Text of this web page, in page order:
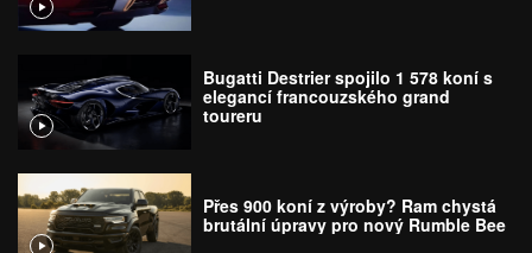
Bugatti Destrier spojilo 1 578 koní s
elegancí francouzského grand
toureru
Přes 900 koní z výroby? Ram chystá
brutální úpravy pro nový Rumble Bee